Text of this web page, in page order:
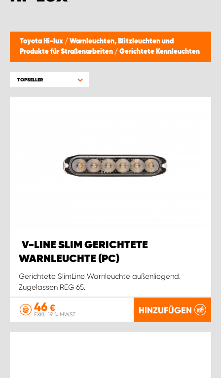
Toyota Hi-lux / Warnleuchten, Blitzleuchten und
Produkte für Straßenarbeiten / Gerichtete Kennleuchten
TOPSELLER
V-LINE SLIM GERICHTETE
WARNLEUCHTE (PC)
Gerichtete SlimLine Warnleuchte außenliegend.
Zugelassen REG 65.
46 €
EXKL. 19 % MWST. HINZUFÜGEN
WORK SYSTEM GERA
WORK SYSTEM HAMBURG
WORK SYSTEM LUDWIGSHAFEN
WORK SYSTEM OSNABRÜCK
WORK SYSTEM STUTTGART